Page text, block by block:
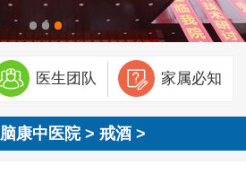
医生团队 家属必知
康中医院>戒酒 >